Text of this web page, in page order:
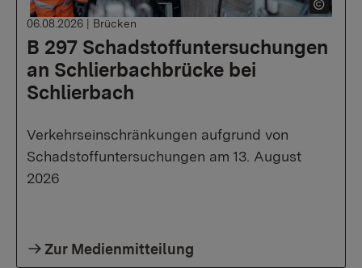
B 297 Schadstoffuntersuchungen
an Schlierbachbrücke bei
Schlierbach
06.08.2026 | Brücken
Verkehrseinschränkungen aufgrund von
Schadstoffuntersuchungen am 13. August
2026
Zur Medienmitteilung